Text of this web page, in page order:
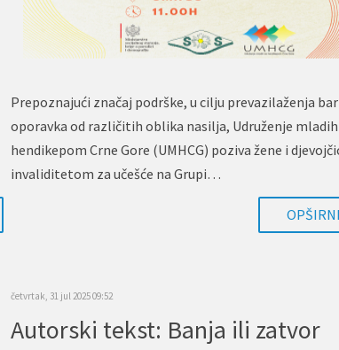
Prepoznajući značaj podrške, u cilju prevazilaženja
oporavka od različitih oblika nasilja, Udruženje mladih
hendikepom Crne Gore (UMHCG) poziva žene i
invaliditetom za učešće na Grupi…
četvrtak, 31 jul 2025 09:52
Autorski tekst: Banja ili zatvor